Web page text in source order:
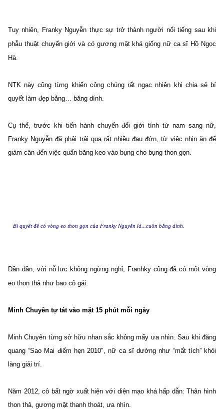
Tuy nhiên, Franky Nguyễn thực sự trở thành người nổi tiếng sau khi
phẫu thuật chuyển giới và có gương mặt khá giống nữ ca sĩ Hồ Ngọc
Hà.
NTK này cũng từng khiến công chúng rất ngạc nhiên khi chia sẻ bí
quyết làm đẹp bằng… băng dính.
Cụ thể, trước khi tiến hành chuyển đổi giới tính từ nam sang nữ,
Franky Nguyễn đã phải trải qua rất nhiều đau đớn, từ việc nhịn ăn để
giảm cân đến việc quấn băng keo vào bụng cho bụng thon gọn.
Bí quyết để có vòng eo thon gọn của Franky Nguyễn là...cuốn băng dính.
Dần dần, với nỗ lực không ngừng nghỉ, Franhky cũng đã có một vòng
eo thon thả như bao cô gái.
Minh Chuyên tự tát vào mặt 15 phút mỗi ngày
Minh Chuyên từng sở hữu nhan sắc không mấy ưa nhìn. Sau khi đăng
quang “Sao Mai điểm hẹn 2010″, nữ ca sĩ dường như “mất tích” khỏi
làng giải trí.
Năm 2012, cô bất ngờ xuất hiện với diện mạo khá hấp dẫn: Thân hình
thon thả, gương mặt thanh thoát, ưa nhìn.